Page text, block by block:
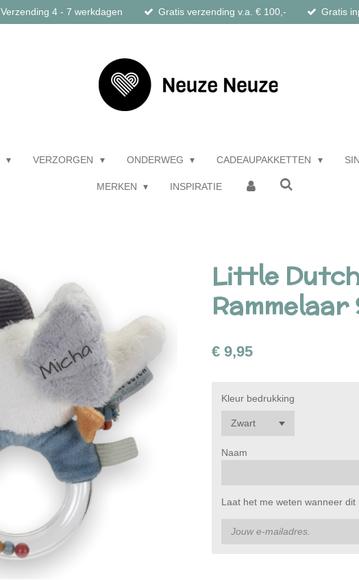
Verzending 4 - 7 werkdagen Gratis verzending v.a. € 100,- Gratis
VERZORGEN ONDERWEG CADEAUPAKKETTEN
MERKEN INSPIRATIE
Little
€ 9,95
Kleur bedrukking
Naam
Laat het me weten wanneer